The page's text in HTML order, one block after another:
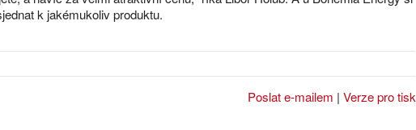
k jakémukoliv produktu.
Poslat e-mailem | Verze pro tisk